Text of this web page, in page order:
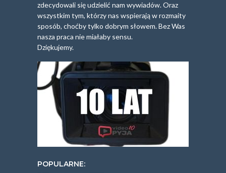
zdecydowali się udzielić nam wywiadów. Oraz
wszystkim tym, którzy nas wspierają w rozmaity
sposób, choćby tylko dobrym słowem. Bez Was
nasza praca nie miałaby sensu.
Dziękujemy.
POPULARNE: